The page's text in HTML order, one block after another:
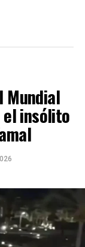
Mundial
el insólito